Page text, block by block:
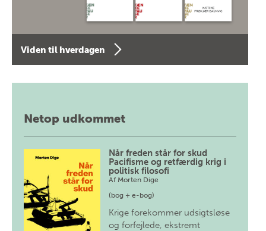
Viden til hverdagen
Netop udkommet
Når freden står for skud
Pacifisme og retfærdig krig i
politisk filosofi
Af Morten Dige
(bog + e-bog)
Krige forekommer udsigtsløse
og forfejlede, ekstremt